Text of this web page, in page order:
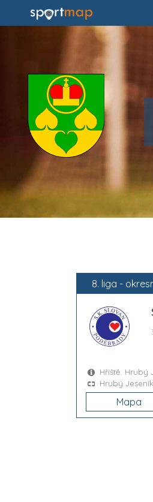
8. liga -
Hřiště: Hrubý
Hrubý
Mapa